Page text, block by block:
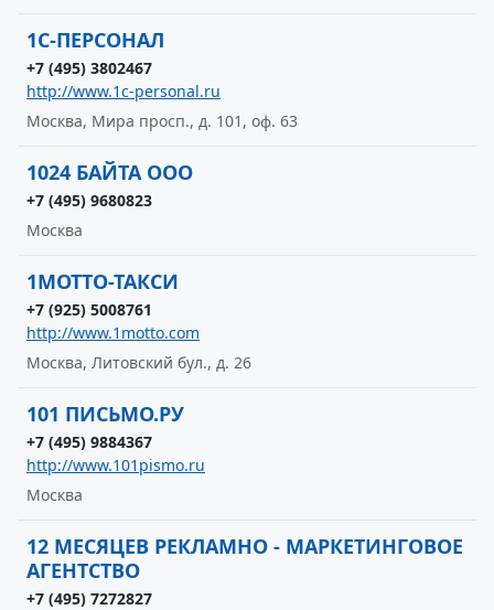
1С-ПЕРСОНАЛ
+7 (495) 3802467
http://www.1c-personal.ru
Москва, Мира просп., д. 101, оф. 63
1024 БАЙТА ООО
+7 (495) 9680823
Москва
1МОТТО-ТАКСИ
+7 (925) 5008761
http://www.1motto.com
Москва, Литовский бул., д. 26
101 ПИСЬМО.РУ
+7 (495) 9884367
http://www.101pismo.ru
Москва
12 МЕСЯЦЕВ РЕКЛАМНО - МАРКЕТИНГОВОЕ
АГЕНТСТВО
+7 (495) 7272827